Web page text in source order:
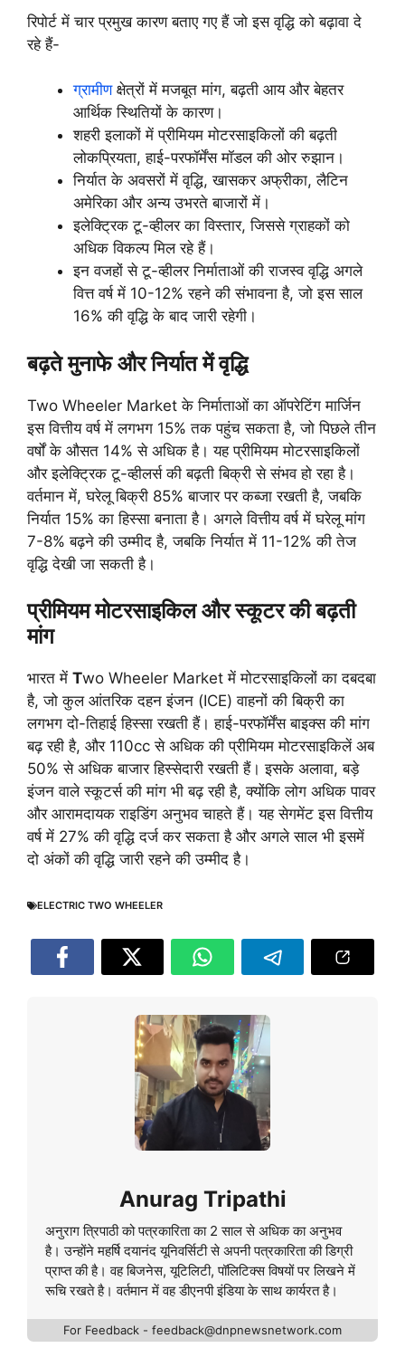
रिपोर्ट में चार प्रमुख कारण बताए गए हैं जो इस वृद्धि को बढ़ावा दे
रहे हैं-
ग्रामीण क्षेत्रों में मजबूत मांग, बढ़ती आय और बेहतर
आर्थिक स्थितियों के कारण।
शहरी इलाकों में प्रीमियम मोटरसाइकिलों की बढ़ती
लोकप्रियता, हाई-परफॉर्मेंस मॉडल की ओर रुझान।
निर्यात के अवसरों में वृद्धि, खासकर अफ्रीका, लैटिन
अमेरिका और अन्य उभरते बाजारों में।
इलेक्ट्रिक टू-व्हीलर का विस्तार, जिससे ग्राहकों को
अधिक विकल्प मिल रहे हैं।
इन वजहों से टू-व्हीलर निर्माताओं की राजस्व वृद्धि अगले
वित्त वर्ष में 10-12% रहने की संभावना है, जो इस साल
16% की वृद्धि के बाद जारी रहेगी।
बढ़ते मुनाफे और निर्यात में वृद्धि
Two Wheeler Market के निर्माताओं का ऑपरेटिंग मार्जिन
इस वित्तीय वर्ष में लगभग 15% तक पहुंच सकता है, जो पिछले तीन
वर्षों के औसत 14% से अधिक है। यह प्रीमियम मोटरसाइकिलों
और इलेक्ट्रिक टू-व्हीलर्स की बढ़ती बिक्री से संभव हो रहा है।
वर्तमान में, घरेलू बिक्री 85% बाजार पर कब्जा रखती है, जबकि
निर्यात 15% का हिस्सा बनाता है। अगले वित्तीय वर्ष में घरेलू मांग
7-8% बढ़ने की उम्मीद है, जबकि निर्यात में 11-12% की तेज
वृद्धि देखी जा सकती है।
प्रीमियम मोटरसाइकिल और स्कूटर की बढ़ती
मांग
भारत में Two Wheeler Market में मोटरसाइकिलों का दबदबा
है, जो कुल आंतरिक दहन इंजन (ICE) वाहनों की बिक्री का
लगभग दो-तिहाई हिस्सा रखती हैं। हाई-परफॉर्मेंस बाइक्स की मांग
बढ़ रही है, और 110cc से अधिक की प्रीमियम मोटरसाइकिलें अब
50% से अधिक बाजार हिस्सेदारी रखती हैं। इसके अलावा, बड़े
इंजन वाले स्कूटर्स की मांग भी बढ़ रही है, क्योंकि लोग अधिक पावर
और आरामदायक राइडिंग अनुभव चाहते हैं। यह सेगमेंट इस वित्तीय
वर्ष में 27% की वृद्धि दर्ज कर सकता है और अगले साल भी इसमें
दो अंकों की वृद्धि जारी रहने की उम्मीद है।
ELECTRIC TWO WHEELER
Anurag Tripathi
अनुराग त्रिपाठी को पत्रकारिता का 2 साल से अधिक का अनुभव
है। उन्होंने महर्षि दयानंद यूनिवर्सिटी से अपनी पत्रकारिता की डिग्री
प्राप्त की है। वह बिजनेस, यूटिलिटी, पॉलिटिक्स विषयों पर लिखने में
रूचि रखते है। वर्तमान में वह डीएनपी इंडिया के साथ कार्यरत है।
For Feedback - feedback@dnpnewsnetwork.com